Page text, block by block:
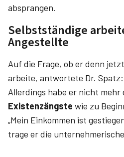
absprangen.
Selbstständige
Angestellte
Auf die Frage, ob er denn
arbeite, antwortete Dr. Spatz:
Allerdings habe er nicht mehr
Existenzängste wie zu
„Mein Einkommen ist
trage er die